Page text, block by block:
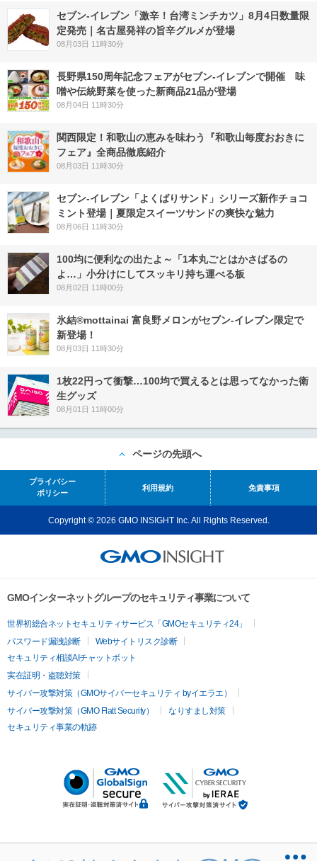
セブン-イレブン「激辛！台湾ミンチカツ」8月4日数量限
定発売｜名古屋発祥の旨辛グルメが登場
08月03日 11時30分
長野県150周年記念フェアがセブン-イレブンで開催 味
噌や伝統野菜を使った新商品21品が登場
08月04日 11時30分
関西限定！和歌山の恵みを味わう『和歌山毎度おおきに
フェア』全商品徹底紹介
08月03日 11時30分
セブン‐イレブン「よくばりサンド」シリーズ新作チョコ
ミント登場｜夏限定スイーツサンドの爽快な魅力
08月06日 11時30分
100均に便利なの出たよ～「1本丸ごとはかさばるの
よ…」小分けにしてスッキリ持ち運べる板
08月02日 11時00分
氷結®mottainai 富良野メロンがセブン‐イレブン限定で
新登場！
08月03日 11時30分
1枚22円って衝撃…100均で買えるとは思ってなかった衛
生グッズ
08月01日 11時00分
ページの先頭へ
プライバシー
ポリシー
利用規約 免責事項
Copyright © 2026 GMO INSIGHT Inc. All Rights Reserved.
GMOインターネットグループのセキュリティ事業について
世界初総合ネットセキュリティサービス「GMOセキュリティ24」
パスワード漏洩診断
Webサイトリスク診断
セキュリティ相談AIチャットボット
実在証明・盗聴対策
サイバー攻撃対策（GMOサイバーセキュリティ byイエラエ）
サイバー攻撃対策（GMO Flatt Security）
なりすまし対策
セキュリティ事業の軌跡